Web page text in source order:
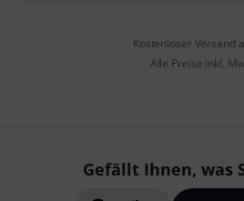
Kostenloser Versand
Alle Preise inkl.
Gefällt Ihnen, was